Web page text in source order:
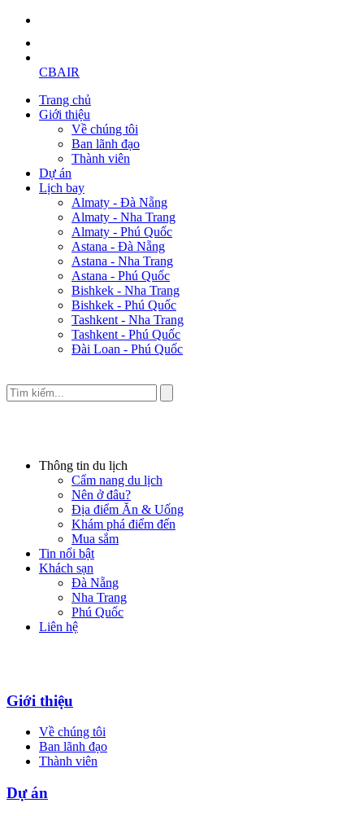
CBAIR
Trang chủ
Giới thiệu
Về chúng tôi
Ban lãnh đạo
Thành viên
Dự án
Lịch bay
Almaty - Đà Nẵng
Almaty - Nha Trang
Almaty - Phú Quốc
Astana - Đà Nẵng
Astana - Nha Trang
Astana - Phú Quốc
Bishkek - Nha Trang
Bishkek - Phú Quốc
Tashkent - Nha Trang
Tashkent - Phú Quốc
Đài Loan - Phú Quốc
Thông tin du lịch
Cẩm nang du lịch
Nên ở đâu?
Địa điểm Ăn & Uống
Khám phá điểm đến
Mua sắm
Tin nổi bật
Khách sạn
Đà Nẵng
Nha Trang
Phú Quốc
Liên hệ
Giới thiệu
Về chúng tôi
Ban lãnh đạo
Thành viên
Dự án